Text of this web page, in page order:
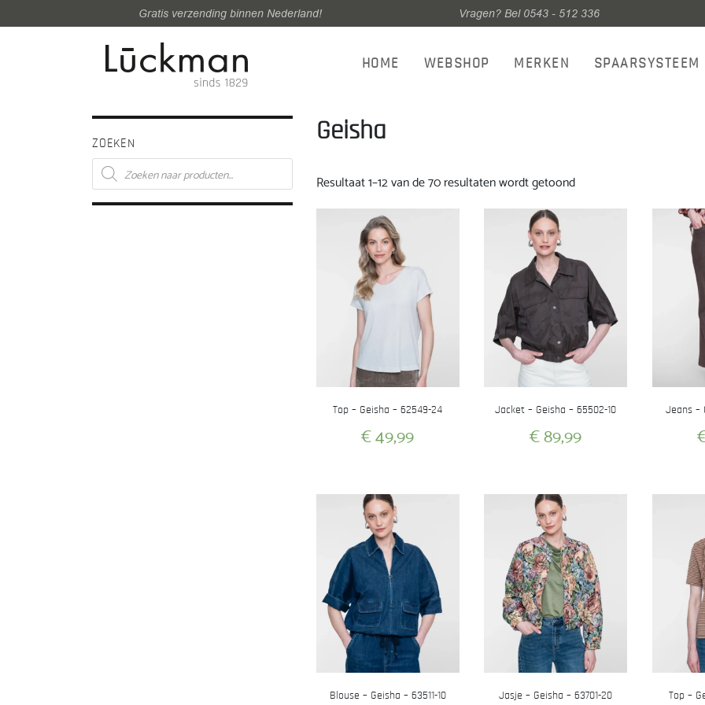
Gratis verzending binnen Nederland! Vragen? Bel 0543 - 512 336
HOME WEBSHOP MERKEN SPAARSYSTEEM
ZOEKEN
Producten
zoeken
Geisha
Resultaat 1–12 van de 70 resultaten wordt getoondGesorteerd
Top – Geisha – 62549-24
€49,99
heeft
meerdere
variaties.
Deze
optie
kan
gekozen
worden
op
de
productpagina
Jacket – Geisha – 65502-10
€89,99
heeft
meerdere
variaties.
Deze
optie
kan
gekozen
worden
op
de
productpagina
Jeans –
Blouse – Geisha – 63511-10 Jasje – Geisha – 63701-20 Top –